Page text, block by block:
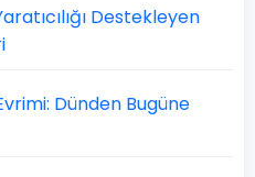
Destekleyen
Dünden Bugüne